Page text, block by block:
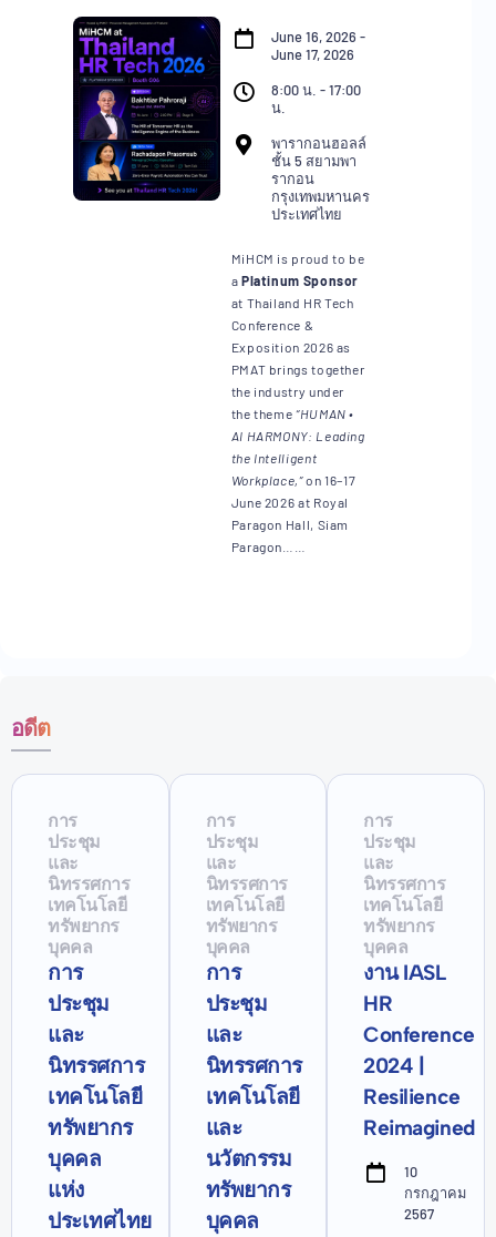
June 16, 2026 -
June 17, 2026
8:00 น. - 17:00
น.
พารากอนฮอลล์
ชั้น 5 สยามพา
รากอน
กรุงเทพมหานคร
ประเทศไทย
MiHCM is proud to be
a Platinum Sponsor
at Thailand HR Tech
Conference &
Exposition 2026 as
PMAT brings together
the industry under
the theme“HUMAN •
AI HARMONY: Leading
the Intelligent
Workplace,”on 16–17
June 2026 at Royal
Paragon Hall, Siam
Paragon……
อดีต
การ
ประชุม
และ
นิทรรศการ
เทคโนโลยี
ทรัพยากร
บุคคล
การ
ประชุม
และ
นิทรรศการ
เทคโนโลยี
ทรัพยากร
บุคคล
แห่ง
ประเทศไทย
การ
ประชุม
และ
นิทรรศการ
เทคโนโลยี
ทรัพยากร
บุคคล
การ
ประชุม
และ
นิทรรศการ
เทคโนโลยี
และ
นวัตกรรม
ทรัพยากร
บุคคล
การ
ประชุม
และ
นิทรรศการ
เทคโนโลยี
ทรัพยากร
บุคคล
งาน IASL
HR
Conference
2024 |
Resilience
Reimagined
10
กรกฎาคม
2567